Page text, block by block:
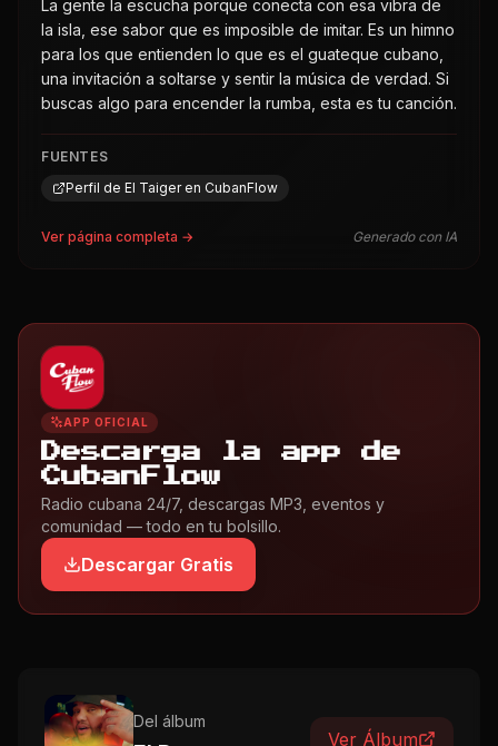
La gente la escucha porque conecta con esa vibra de
la isla, ese sabor que es imposible de imitar. Es un himno
para los que entienden lo que es el guateque cubano,
una invitación a soltarse y sentir la música de verdad. Si
buscas algo para encender la rumba, esta es tu canción.
FUENTES
Perfil de El Taiger en CubanFlow
Ver página completa → Generado con IA
APP OFICIAL
Descarga la app de
CubanFlow
Radio cubana 24/7, descargas MP3, eventos y
comunidad — todo en tu bolsillo.
Descargar Gratis
Del álbum
Ver Álbum